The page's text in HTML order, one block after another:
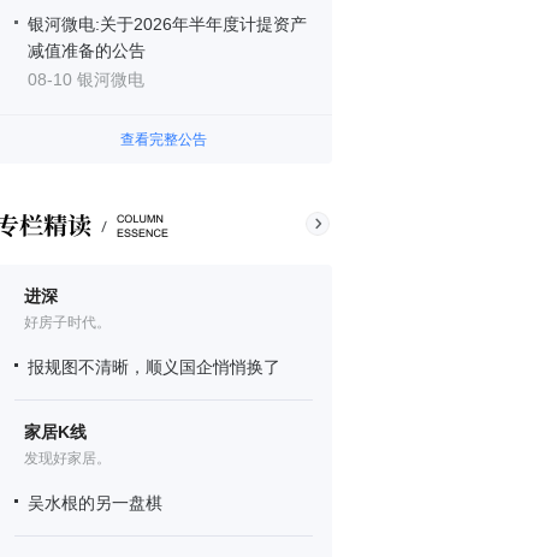
银河微电:关于2026年半年度计提资产
减值准备的公告
08-10 银河微电
查看完整公告
进深
好房子时代。
报规图不清晰，顺义国企悄悄换了
家居K线
发现好家居。
吴水根的另一盘棋